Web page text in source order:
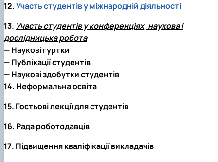
12.Участь студентів у міжнародній діяльності
13. Участь студентів у конференціях, наукова і
дослідницька робота
— Наукові гуртки
— Публікації студентів
— Наукові здобутки студентів
14. Неформальна освіта
15. Гостьові лекції для студентів
16. Рада роботодавців
17. Підвищення кваліфікації викладачів